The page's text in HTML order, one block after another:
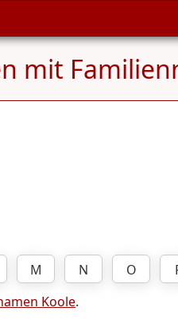
mit
M N O
Koole.